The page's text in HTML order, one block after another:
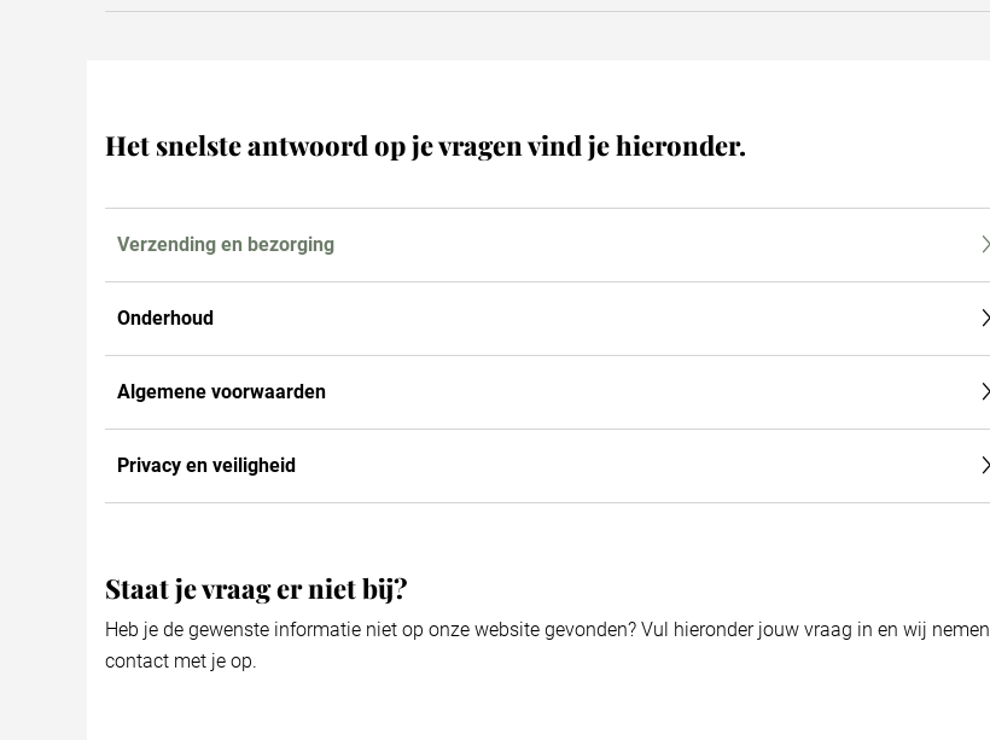
Het snelste antwoord op je vragen vind je hieronder.
Verzending en bezorging
Onderhoud
Algemene voorwaarden
Privacy en veiligheid
Staat je vraag er niet bij?
Heb je de gewenste informatie niet op onze website gevonden? Vul hieronder jouw vraag in en wij nemen
contact met je op.